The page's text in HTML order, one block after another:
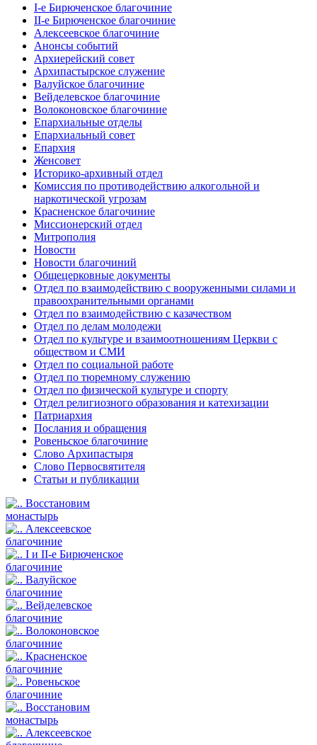
I-е Бирюченское благочиние
II-е Бирюченское благочиние
Алексеевское благочиние
Анонсы событий
Архиерейский совет
Архипастырское служение
Валуйское благочиние
Вейделевское благочиние
Волоконовское благочиние
Епархиальные отделы
Епархиальный совет
Епархия
Женсовет
Историко-архивный отдел
Комиссия по противодействию алкогольной и
наркотической угрозам
Красненское благочиние
Миссионерский отдел
Митрополия
Новости
Новости благочиний
Общецерковные документы
Отдел по взаимодействию с вооруженными силами и
правоохранительными органами
Отдел по взаимодействию с казачеством
Отдел по делам молодежи
Отдел по культуре и взаимоотношениям Церкви с
обществом и СМИ
Отдел по социальной работе
Отдел по тюремному служению
Отдел по физической культуре и спорту
Отдел религиозного образования и катехизации
Патриархия
Послания и обращения
Ровеньское благочиние
Слово Архипастыря
Слово Первосвятителя
Статьи и публикации
Восстановим
монастырь
Алексеевское
благочиние
I и II-е Бирюченское
благочиние
Валуйское
благочиние
Вейделевское
благочиние
Волоконовское
благочиние
Красненское
благочиние
Ровеньское
благочиние
Восстановим
монастырь
Алексеевское